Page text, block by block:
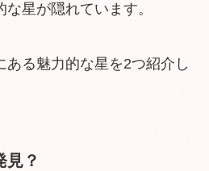
星が隠れています。
ある魅力的な星を2つ紹介し
見？